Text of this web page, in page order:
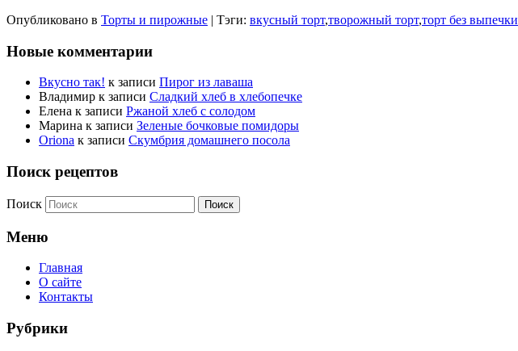
Опубликовано в Торты и пирожные | Тэги: вкусный торт,творожный торт,торт без выпечки
Новые комментарии
Вкусно так! к записи Пирог из лаваша
Владимир к записи Сладкий хлеб в хлебопечке
Елена к записи Ржаной хлеб с солодом
Марина к записи Зеленые бочковые помидоры
Oriona к записи Скумбрия домашнего посола
Поиск рецептов
Поиск
Меню
Главная
О сайте
Контакты
Рубрики